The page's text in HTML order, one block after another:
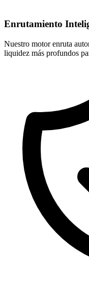
Enrutamiento
Nuestro motor enruta
liquidez más profundos